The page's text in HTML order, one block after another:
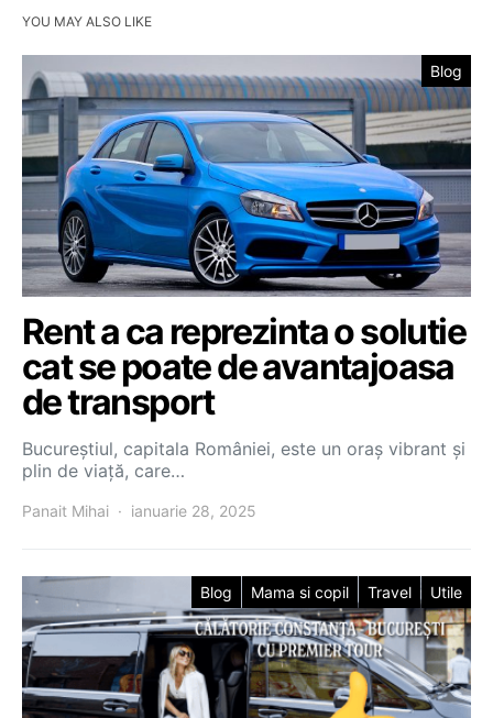
YOU MAY ALSO LIKE
Blog
Rent a ca reprezinta o solutie
cat se poate de avantajoasa
de transport
Bucureștiul, capitala României, este un oraș vibrant și
plin de viață, care…
Panait Mihai ianuarie 28, 2025
Blog Mama si copil Travel Utile